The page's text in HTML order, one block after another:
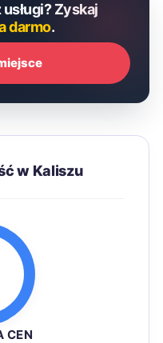
Zyskaj
darmo.
w Kaliszu
CEN